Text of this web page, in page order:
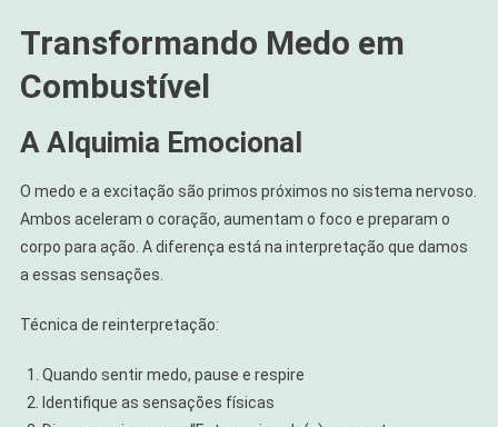
Transformando Medo em
Combustível
A Alquimia Emocional
O medo e a excitação são primos próximos no sistema nervoso.
Ambos aceleram o coração, aumentam o foco e preparam o
corpo para ação. A diferença está na interpretação que damos
a essas sensações.
Técnica de reinterpretação:
Quando sentir medo, pause e respire
Identifique as sensações físicas